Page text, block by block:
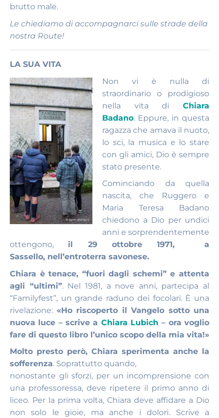
brutto male.
Le chiediamo di accompagnarci sulle strade della
nostra Route!
LA SUA VITA
Non vi è nulla di
straordinario o prodigioso
nella vita di Chiara
Badano. Eppure, in questa
ragazza che amava il nuoto,
lo sci, la musica e lo stare
con gli amici, Dio è sempre
stato presente.
Cominciando da quella
nascita, che Ruggero e
Maria Teresa Badano
chiedono a Dio per undici
anni e sorprendentemente
ottengono, il 29 ottobre 1971, a
Sassello, nell’entroterra savonese.
Chiara è tenace, “fuori dagli schemi” e attenta
agli “ultimi”. Nel 1981, a nove anni, partecipa al
“Familyfest”, un grande raduno dei focolari. È una
rivelazione: «Ho riscoperto il Vangelo sotto una
nuova luce – scrive a Chiara Lubich – ora voglio
fare di questo libro l’unico scopo della mia vita!»
Molto presto però, Chiara sperimenta anche la
sofferenza. Soprattutto quando,
nonostante gli sforzi, per un incomprensione con
una professoressa, deve ripetere il primo anno di
liceo. Per la prima volta, Chiara deve affidare a Dio
non solo le gioie, ma anche i dolori. Scrive a